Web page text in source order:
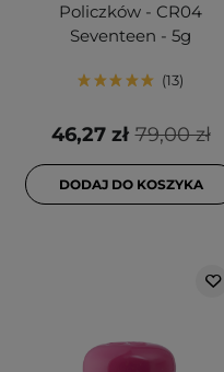
Policzków - CR04
Seventeen - 5g
13
79,00 zł
46,27 zł
DODAJ DO KOSZYKA